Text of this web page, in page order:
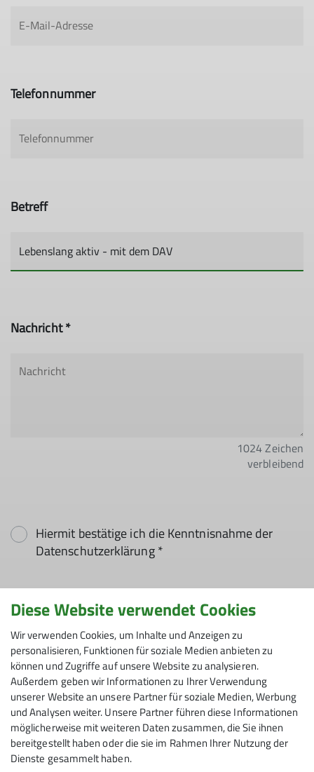
Telefonnummer
Betreff
Nachricht *
1024Zeichen
verbleibend
Hiermit bestätige ich die Kenntnisnahme der
Datenschutzerklärung *
meine in das Kontaktformular eingegebenen
Daten elektronisch gesichert und zum Zweck der
Kontaktaufnahme verarbeitet und genutzt
werden. Mir ist bekannt, dass ich meine
Einwilligung jederzeit wiederrufen kann. *
Mit (*) markierte Felder
sind Pflichtfelder
Absenden
Diese Website verwendet Cookies
Wir verwenden Cookies, um Inhalte und Anzeigen zu
personalisieren, Funktionen für soziale Medien anbieten zu
können und Zugriffe auf unsere Website zu analysieren.
Außerdem geben wir Informationen zu Ihrer Verwendung
unserer Website an unsere Partner für soziale Medien, Werbung
und Analysen weiter. Unsere Partner führen diese Informationen
möglicherweise mit weiteren Daten zusammen, die Sie ihnen
bereitgestellt haben oder die sie im Rahmen Ihrer Nutzung der
Dienste gesammelt haben.